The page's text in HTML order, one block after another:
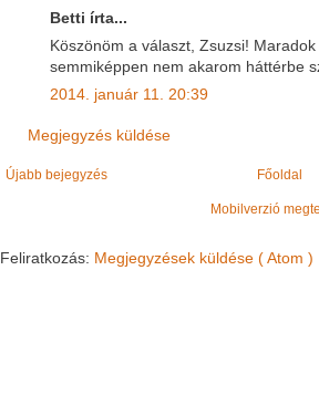
Betti írta...
Köszönöm a választ, Zsuzsi!
semmiképpen nem akarom háttérbe
2014. január 11. 20:39
Megjegyzés küldése
Újabb bejegyzés Főoldal
Mobilverzió
Feliratkozás: Megjegyzések küldése ( Atom )